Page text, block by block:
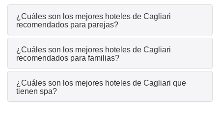
¿Cuáles son los mejores hoteles de Cagliari
recomendados para parejas?
¿Cuáles son los mejores hoteles de Cagliari
recomendados para familias?
¿Cuáles son los mejores hoteles de Cagliari que
tienen spa?